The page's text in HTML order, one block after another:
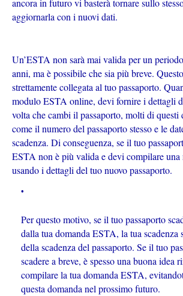
ancora in futuro vi basterà tornare sullo
aggiornarla con i nuovi dati.
Un’ESTA non sarà mai valida per un
anni, ma è possibile che sia più breve.
strettamente collegata al tuo passaporto.
modulo ESTA online, devi fornire i dettagli
volta che cambi il passaporto, molti di questi
come il numero del passaporto stesso e le
scadenza. Di conseguenza, se il tuo
ESTA non è più valida e devi compilare una
usando i dettagli del tuo nuovo passaporto.
Per questo motivo, se il tuo passaporto
dalla tua domanda ESTA, la tua scadenza
della scadenza del passaporto. Se il tuo
scadere a breve, è spesso una buona idea
compilare la tua domanda ESTA,
questa domanda nel prossimo futuro.